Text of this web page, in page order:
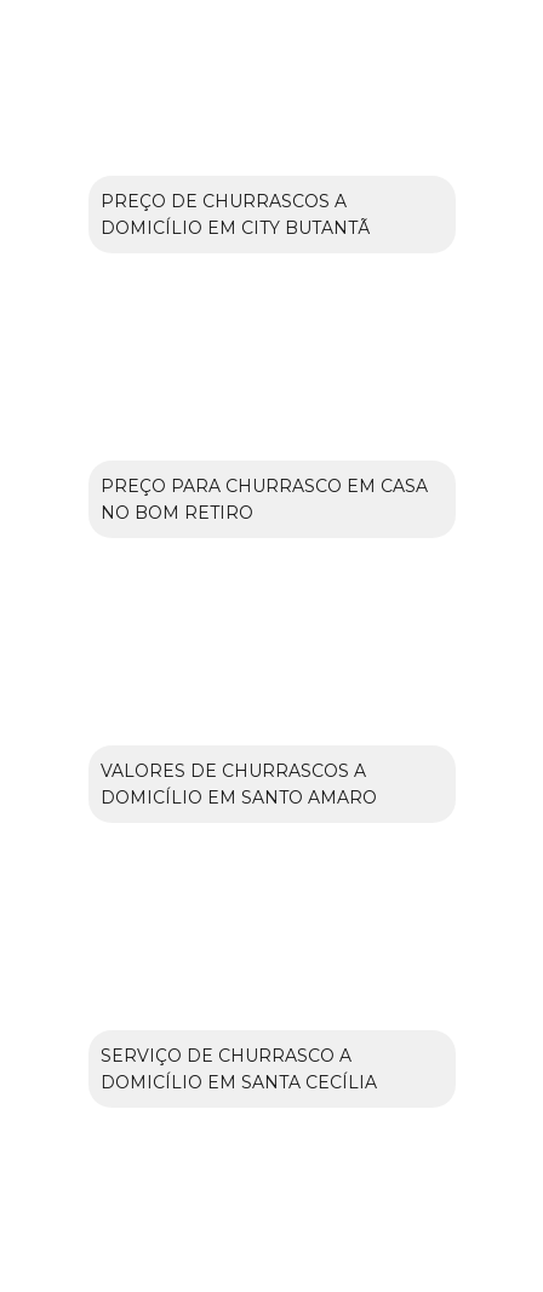
PREÇO DE CHURRASCOS A
DOMICÍLIO EM CITY BUTANTÃ
PREÇO PARA CHURRASCO EM CASA
NO BOM RETIRO
VALORES DE CHURRASCOS A
DOMICÍLIO EM SANTO AMARO
SERVIÇO DE CHURRASCO A
DOMICÍLIO EM SANTA CECÍLIA